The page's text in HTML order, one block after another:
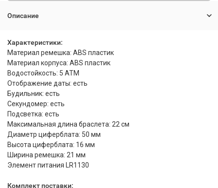
Описание
Характеристики:
Материал ремешка: ABS пластик
Материал корпуса: ABS пластик
Водостойкость: 5 АТМ
Отображение даты: есть
Будильник: есть
Секундомер: есть
Подсветка: есть
Максимальная длина браслета: 22 см
Диаметр циферблата: 50 мм
Высота циферблата: 16 мм
Ширина ремешка: 21 мм
Элемент питания LR1130
Комплект поставки: